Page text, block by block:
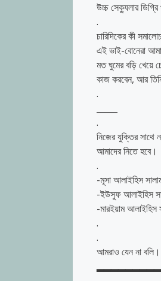
উচ্চ সেক্যুলার ডিগ্রি
.
চারিদিকের কী
এই ভাই-বোনেরা
মত ঘুমের বড়ি খেয়ে
কাজ করবেন, আর
.
.
নিজের যুক্তির সাথে
আমাদের নিতে হবে।
.
-মূসা আলাইহিস
-ইউসুফ আলাইহিস
-মারইয়াম আলাইহিস
.
.
আমরাও যেন না